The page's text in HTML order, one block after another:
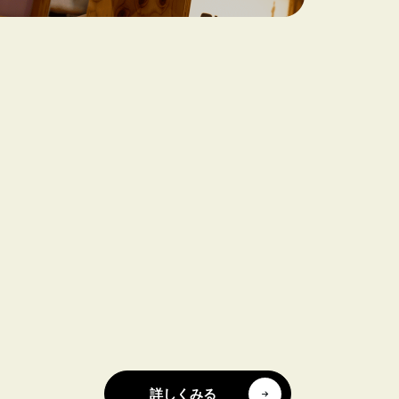
詳しくみる